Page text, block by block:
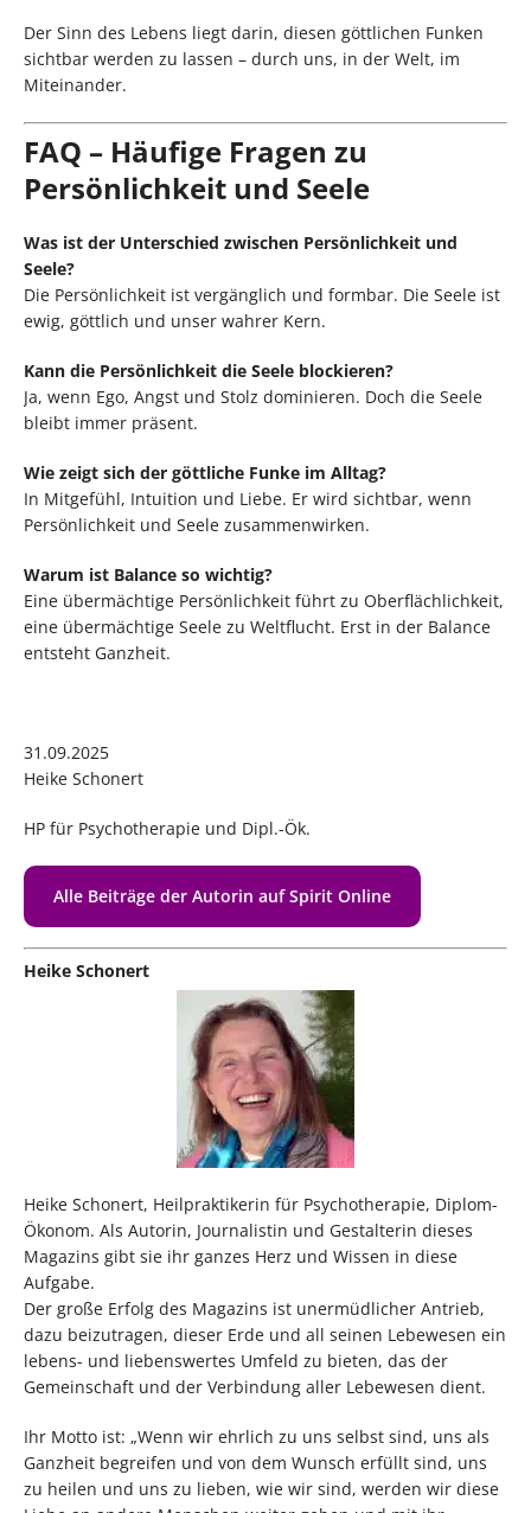
Der Sinn des Lebens liegt darin, diesen göttlichen Funken
sichtbar werden zu lassen – durch uns, in der Welt, im
Miteinander.
FAQ – Häufige Fragen zu
Persönlichkeit und Seele
Was ist der Unterschied zwischen Persönlichkeit und
Seele?
Die Persönlichkeit ist vergänglich und formbar. Die Seele ist
ewig, göttlich und unser wahrer Kern.
Kann die Persönlichkeit die Seele blockieren?
Ja, wenn Ego, Angst und Stolz dominieren. Doch die Seele
bleibt immer präsent.
Wie zeigt sich der göttliche Funke im Alltag?
In Mitgefühl, Intuition und Liebe. Er wird sichtbar, wenn
Persönlichkeit und Seele zusammenwirken.
Warum ist Balance so wichtig?
Eine übermächtige Persönlichkeit führt zu Oberflächlichkeit,
eine übermächtige Seele zu Weltflucht. Erst in der Balance
entsteht Ganzheit.
31.09.2025
Heike Schonert
HP für Psychotherapie und Dipl.-Ök.
Alle Beiträge der Autorin auf Spirit Online
Heike Schonert
Heike Schonert, Heilpraktikerin für Psychotherapie, Diplom-
Ökonom. Als Autorin, Journalistin und Gestalterin dieses
Magazins gibt sie ihr ganzes Herz und Wissen in diese
Aufgabe.
Der große Erfolg des Magazins ist unermüdlicher Antrieb,
dazu beizutragen, dieser Erde und all seinen Lebewesen ein
lebens- und liebenswertes Umfeld zu bieten, das der
Gemeinschaft und der Verbindung aller Lebewesen dient.
Ihr Motto ist: „Wenn wir ehrlich zu uns selbst sind, uns als
Ganzheit begreifen und von dem Wunsch erfüllt sind, uns
zu heilen und uns zu lieben, wie wir sind, werden wir diese